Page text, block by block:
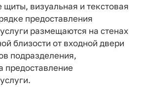
визуальная и текстовая
предоставления
размещаются на стенах
близости от входной двери
подразделения,
предоставление